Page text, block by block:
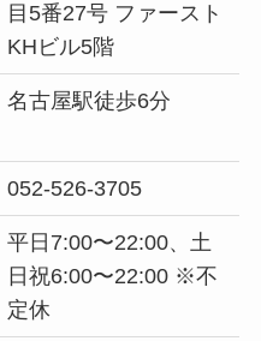
目5番27号 ファースト
KHビル5階
名古屋駅徒歩6分
052-526-3705
平日7:00〜22:00、土
日祝6:00〜22:00 ※不
定休